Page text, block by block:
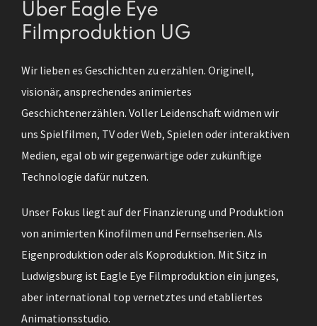
Über Eagle Eye
Filmproduktion UG
Wir lieben es Geschichten zu erzählen. Originell,
visionär, ansprechendes animiertes
Geschichtenerzählen. Voller Leidenschaft widmen wir
uns Spielfilmen, TV oder Web, Spielen oder interaktiven
Medien, egal ob wir gegenwärtige oder zukünftige
Technologie dafür nutzen.
Unser Fokus liegt auf der Finanzierung und Produktion
von animierten Kinofilmen und Fernsehserien. Als
Eigenproduktion oder als Koproduktion. Mit Sitz in
Ludwigsburg ist Eagle Eye Filmproduktion ein junges,
aber international top vernetztes und etabliertes
Animationsstudio.